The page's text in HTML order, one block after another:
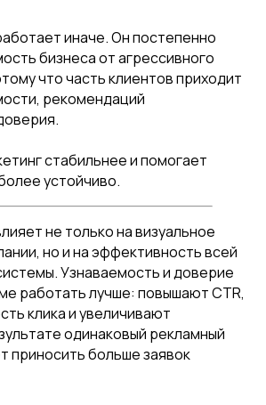
иначе. Он постепенно
бизнеса от агрессивного
что часть клиентов приходит
рекомендаций
стабильнее и помогает
устойчиво.
не только на визуальное
но и на эффективность всей
Узнаваемость и доверие
работать лучше: повышают CTR,
клика и увеличивают
одинаковый рекламный
приносить больше заявок